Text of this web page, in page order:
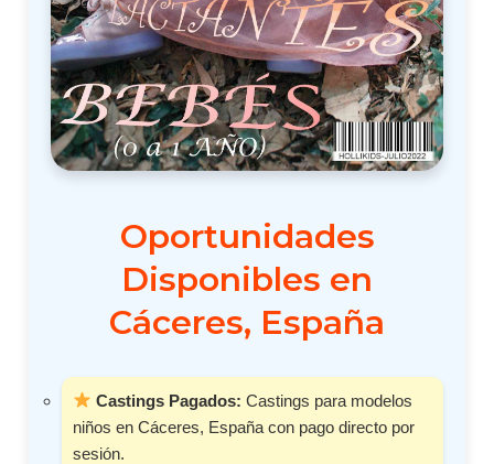
Oportunidades
Disponibles en
Cáceres, España
Castings Pagados: Castings para modelos
niños en Cáceres, España con pago directo por
sesión.